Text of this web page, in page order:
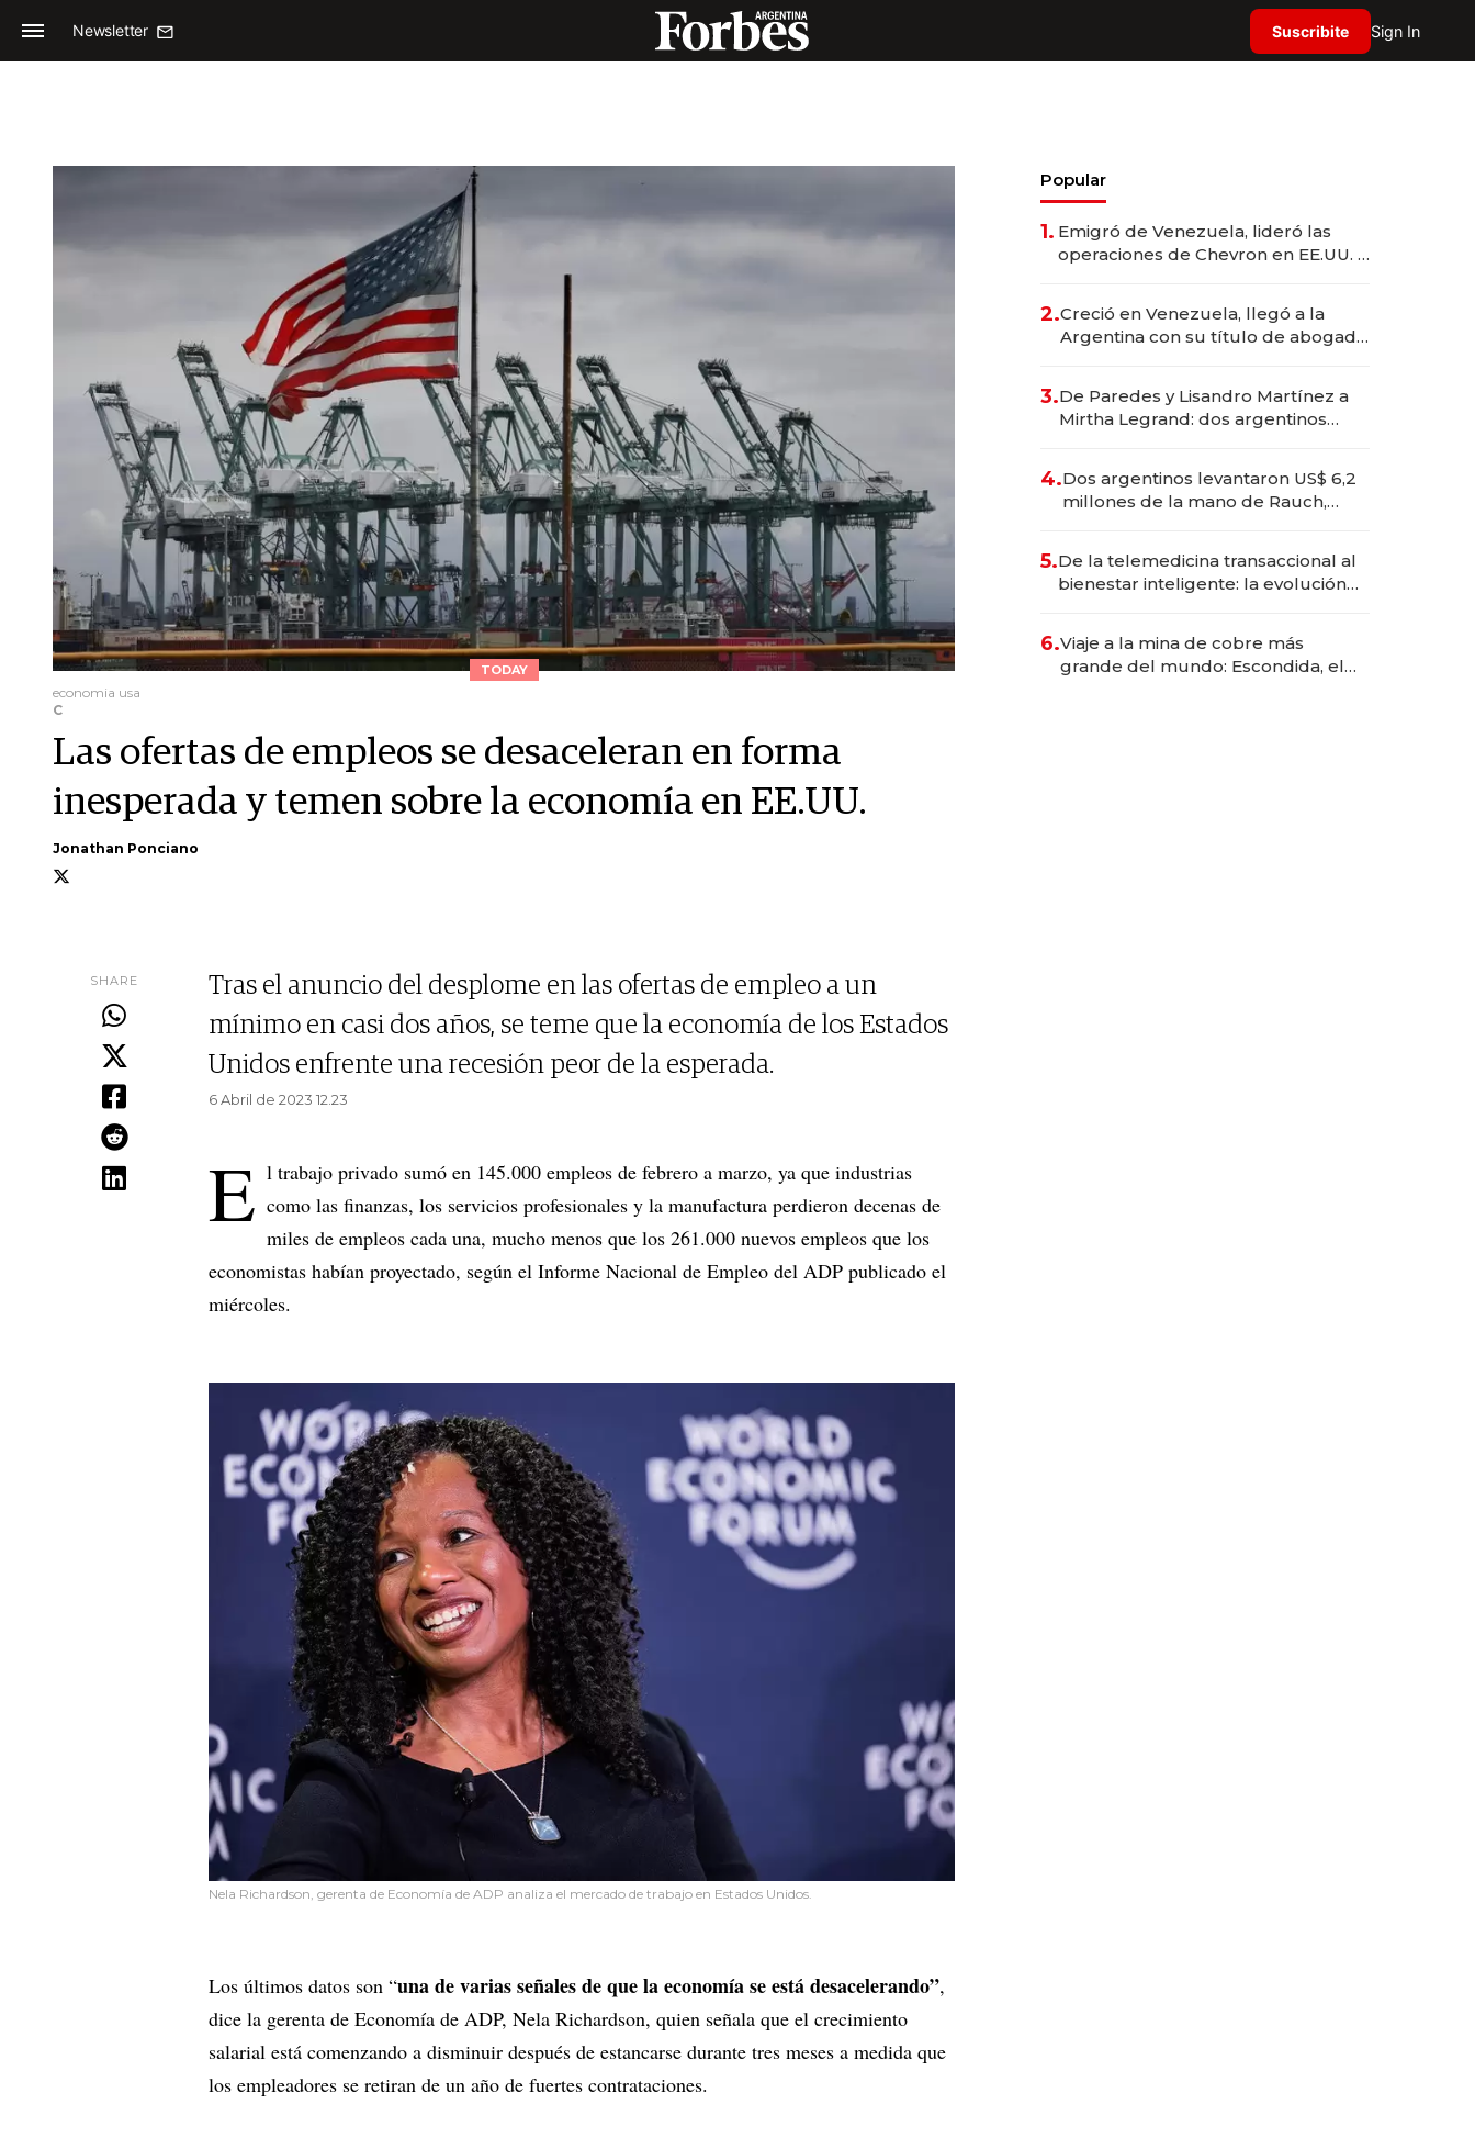
Newsletter Suscribite Sign In
TODAY
economia usa
C
Las ofertas de empleos se desaceleran en forma
inesperada y temen sobre la economía en EE.UU.
Jonathan Ponciano
SHARE
Tras el anuncio del desplome en las ofertas de empleo a un
mínimo en casi dos años, se teme que la economía de los Estados
Unidos enfrente una recesión peor de la esperada.
6 Abril de 2023 12.23
E l trabajo privado sumó en 145.000 empleos de febrero a marzo, ya que industrias
como las finanzas, los servicios profesionales y la manufactura perdieron decenas de
miles de empleos cada una, mucho menos que los 261.000 nuevos empleos que los
economistas habían proyectado, según el Informe Nacional de Empleo del ADP publicado el
miércoles.
Nela Richardson, gerenta de Economía de ADP analiza el mercado de trabajo en Estados Unidos.
Los últimos datos son “una de varias señales de que la economía se está desacelerando”,
dice la gerenta de Economía de ADP, Nela Richardson, quien señala que el crecimiento
salarial está comenzando a disminuir después de estancarse durante tres meses a medida que
los empleadores se retiran de un año de fuertes contrataciones.
Popular
1. Emigró de Venezuela, lideró las
operaciones de Chevron en EE.UU. y
2.Creció en Venezuela, llegó a la
Argentina con su título de abogado
marcas "fast premium"
3.De Paredes y Lisandro Martínez a
Mirtha Legrand: dos argentinos
deportivo y el cuidado corporal
4.Dos argentinos levantaron US$ 6,2
millones de la mano de Rauch,
5.De la telemedicina transaccional al
bienestar inteligente: la evolución
6.Viaje a la mina de cobre más
grande del mundo: Escondida, el